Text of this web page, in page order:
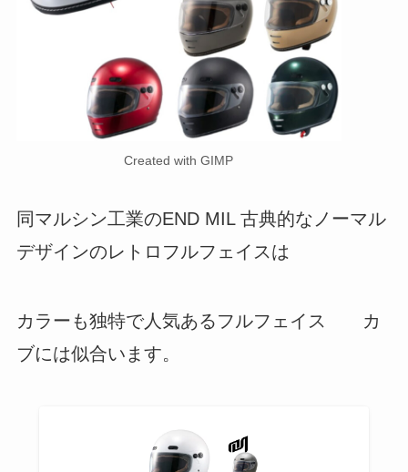
Created with GIMP
同マルシン工業のEND MIL 古典的なノーマル
デザインのレトロフルフェイスは
カラーも独特で人気あるフルフェイス カ
ブには似合います。